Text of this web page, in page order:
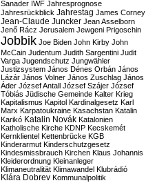
Sanader IWF Jahresprognose
Jahresrückblick Jahrestag James Corney
Jean-Claude Juncker Jean Asselborn
Jenő Rácz Jerusalem Jewgeni Prigoschin
Jobbik Joe Biden John Kirby John
McCain Judentum Judith Sargentini Judit
Varga Jugendschutz Jungwähler
Justizsystem János Dénes Orbán János
Lázár János Volner János Zuschlag János
Áder József Antall József Szájer József
Tóbiás Jüdische Gemeinde Kalter Krieg
Kapitalismus Kapitol Kardinalgesetz Karl
Marx Karpatoukraine Kasachstan Katalin
Karikó Katalin Novák Katalonien
Katholische Kirche KDNP Kecskemét
Kernklientel Kettenbrücke KGB
Kinderarmut Kinderschutzgesetz
Kindesmissbrauch Kirchen Klaus Johannis
Kleiderordnung Kleinanleger
Klimaneutralität Klimawandel Klubrádió
Klára Dobrev Kommunalpolitik